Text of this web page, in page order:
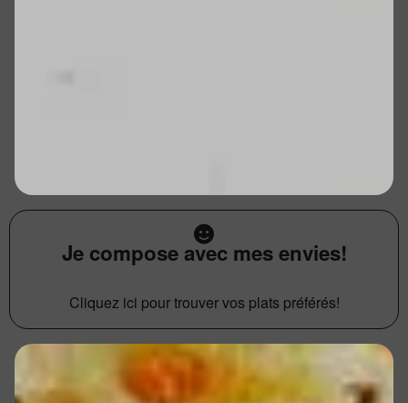
Je compose avec mes envies!
Cliquez ici pour trouver vos plats préférés!